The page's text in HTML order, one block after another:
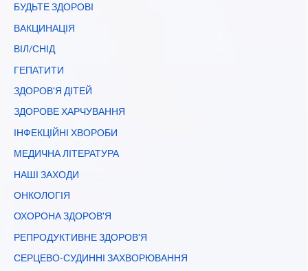
БУДЬТЕ ЗДОРОВІ
ВАКЦИНАЦІЯ
ВІЛ/СНІД
ГЕПАТИТИ
ЗДОРОВ'Я ДІТЕЙ
ЗДОРОВЕ ХАРЧУВАННЯ
ІНФЕКЦІЙНІ ХВОРОБИ
МЕДИЧНА ЛІТЕРАТУРА
НАШІ ЗАХОДИ
ОНКОЛОГІЯ
ОХОРОНА ЗДОРОВ'Я
РЕПРОДУКТИВНЕ ЗДОРОВ'Я
СЕРЦЕВО-СУДИННІ ЗАХВОРЮВАННЯ